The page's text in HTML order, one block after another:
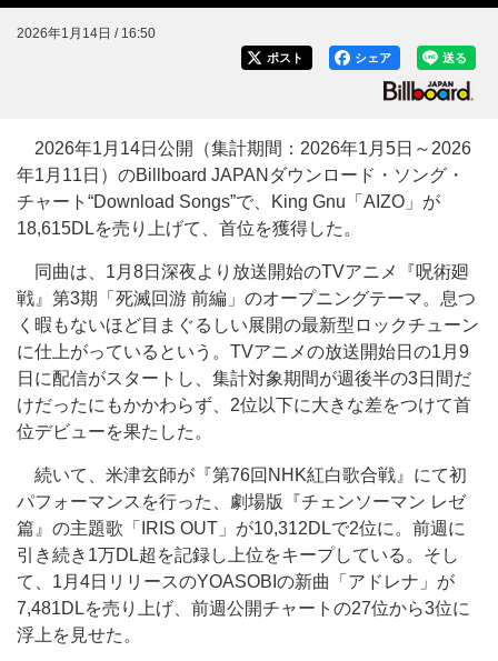
2026年1月14日 / 16:50
送る
シェア
ポスト
2026年1月14日公開（集計期間：2026年1月5日～2026
年1月11日）のBillboard JAPANダウンロード・ソング・
チャート“Download Songs”で、King Gnu「AIZO」が
18,615DLを売り上げて、首位を獲得した。
同曲は、1月8日深夜より放送開始のTVアニメ『呪術廻
戦』第3期「死滅回游 前編」のオープニングテーマ。息つ
く暇もないほど目まぐるしい展開の最新型ロックチューン
に仕上がっているという。TVアニメの放送開始日の1月9
日に配信がスタートし、集計対象期間が週後半の3日間だ
けだったにもかかわらず、2位以下に大きな差をつけて首
位デビューを果たした。
続いて、米津玄師が『第76回NHK紅白歌合戦』にて初
パフォーマンスを行った、劇場版『チェンソーマン レゼ
篇』の主題歌「IRIS OUT」が10,312DLで2位に。前週に
引き続き1万DL超を記録し上位をキープしている。そし
て、1月4日リリースのYOASOBIの新曲「アドレナ」が
7,481DLを売り上げ、前週公開チャートの27位から3位に
浮上を見せた。